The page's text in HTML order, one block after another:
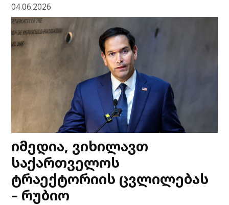
04.06.2026
იმედია, ვიხილავთ
საქართველოს
ტრაექტორიის ცვლილებას
– რუბიო